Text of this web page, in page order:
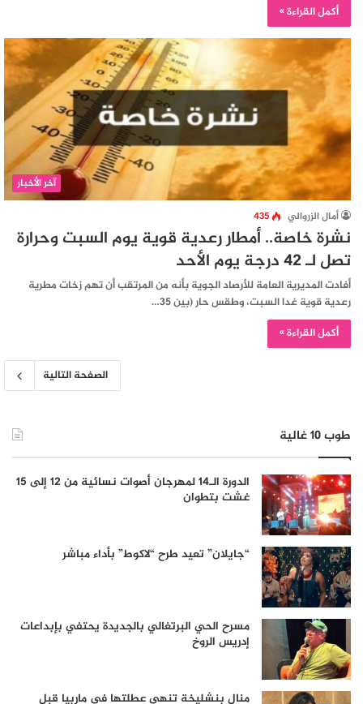
أكمل القراءة »
آخر الأخبار
أمال الزروالي 435
نشرة خاصة.. أمطار رعدية قوية يوم السبت وحرارة
تصل لـ 42 درجة يوم الأحد
أفادت المديرية العامة للأرصاد الجوية بأنه من المرتقب أن تهم زخات مطرية
رعدية قوية غدا السبت، وطقس حار (بين 35…
أكمل القراءة »
الصفحة التالية
طوب 10 غالية
الدورة الـ14 لمهرجان أصوات نسائية من 12 إلى 15
غشت بتطوان
“جايلان” تعيد طرح “لاكوط” بأداء مباشر
مسرح الحي البرتغالي بالجديدة يحتفي بإبداعات
إدريس الروخ
منال بنشليخة تنهي عطلتها في ماربيا قبل